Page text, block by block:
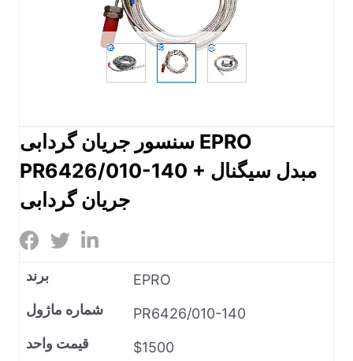
سنسور جریان گردابی EPRO
PR6426/010-140 + مبدل سیگنال
جریان گردابی
برند
EPRO
شماره ماژول
PR6426/010-140
قیمت واحد
$1500